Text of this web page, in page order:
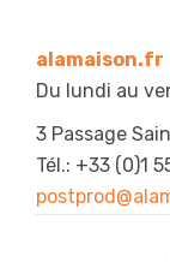
alamaison.fr
Du lundi au
3 Passage
Tél.: +33 (0)1